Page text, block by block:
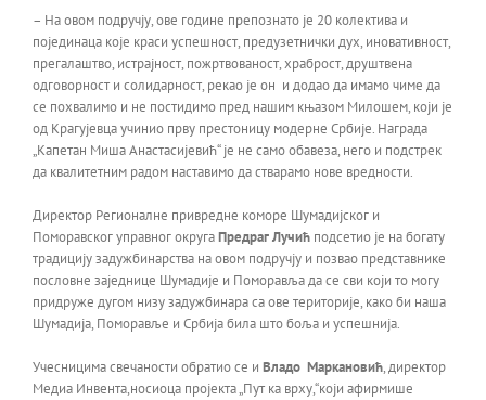
– На овом подручју, ове године препознато је 20 колектива и
појединаца које краси успешност, предузетнички дух, иновативност,
прегалаштво, истрајност, пожртвованост, храброст, друштвена
одговорност и солидарност, рекао је он и додао да имамо чиме да
се похвалимо и не постидимо пред нашим књазом Милошем, који је
од Крагујевца учинио прву престоницу модерне Србије. Награда
„Капетан Миша Анастасијевић“ је не само обавеза, него и подстрек
да квалитетним радом наставимо да стварамо нове вредности.
Директор Регионалне привредне коморе Шумадијског и
Поморавског управног округаПредраг Лучић подсетио је на богату
традицију задужбинарства на овом подручју и позвао представнике
пословне заједнице Шумадије и Поморавља да се сви који то могу
придруже дугом низу задужбинара са ове територије, како би наша
Шумадија, Поморавље и Србија била што боља и успешнија.
Учесницима свечаности обратио се и Владо Маркановић, директор
Медиа Инвента,нoсиоца пројекта „Пут ка врху,“који афирмише